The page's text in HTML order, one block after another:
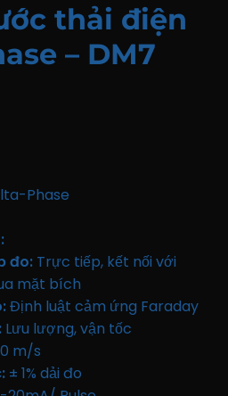
thải điện
– DM7
Phase
đo: Trực tiếp, kết nối với
mặt bích
Định luật cảm ứng Faraday
Lưu lượng, vận tốc
m/s
± 1% dải đo